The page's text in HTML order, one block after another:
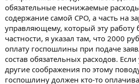
обязательные неснижаемые
содержание самой СРО, а часть на
управляющему, который эту работу
частности, я указал там, что 2000
оплату госпошлины при подаче
состав обязательных расходов. Если
другие соображения по этому
госпошлину должен кто-то